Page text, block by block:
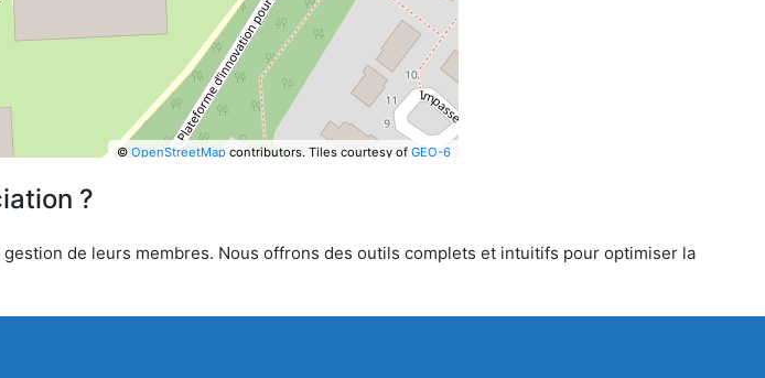
© OpenStreetMapcontributors. Tiles courtesy of GEO-6
?
de leurs membres. Nous offrons des outils complets et intuitifs pour optimiser la